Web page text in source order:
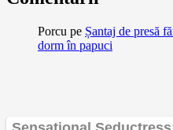
Porcu pe Șantaj de presă
dorm în papuci